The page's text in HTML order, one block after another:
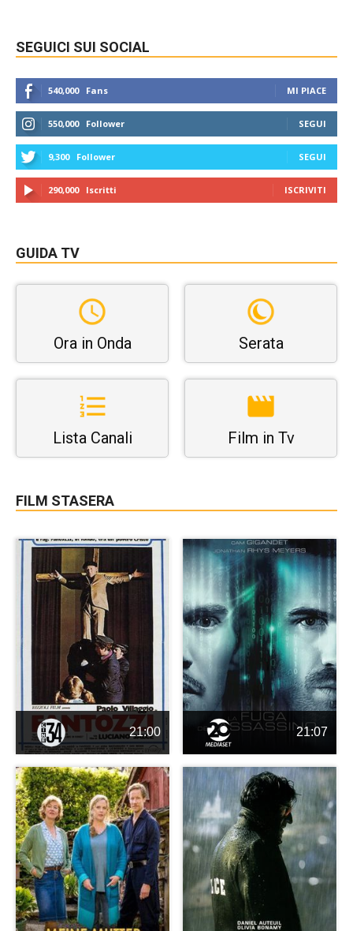
SEGUICI SUI SOCIAL
540,000 Fans MI PIACE
550,000 Follower SEGUI
9,300 Follower SEGUI
290,000 Iscritti ISCRIVITI
GUIDA TV
Ora in Onda Serata
Lista Canali Film in Tv
FILM STASERA
21:00 21:07